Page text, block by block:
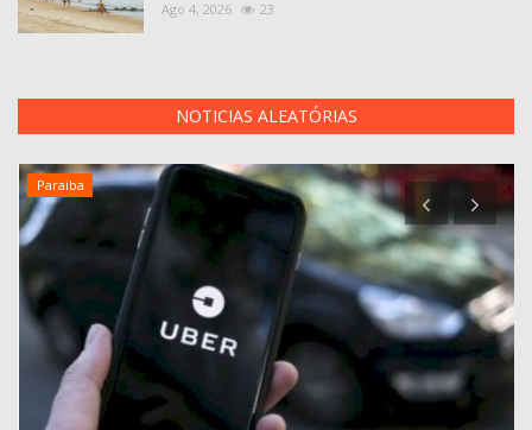
Ago 4, 2026 23
NOTICIAS ALEATÓRIAS
Paraiba